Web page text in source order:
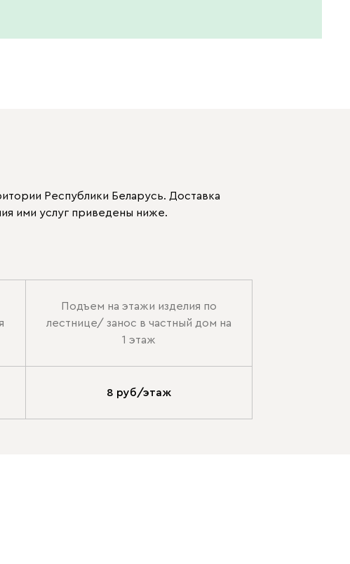
Республики Беларусь. Доставка
ими услуг приведены ниже.
Подъем на этажи изделия по
лестнице/ занос в частный дом на
1 этаж
8 руб/этаж